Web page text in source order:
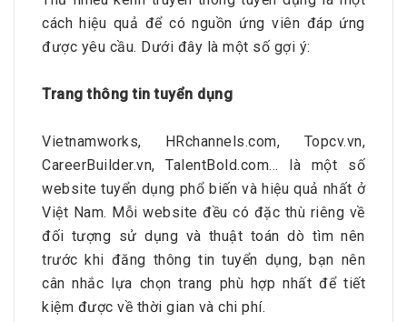
cách hiệu quả để có nguồn ứng viên đáp ứng
được yêu cầu. Dưới đây là một số gợi ý:
Trang thông tin tuyển dụng
Vietnamworks, HRchannels.com, Topcv.vn,
CareerBuilder.vn, TalentBold.com… là một số
website tuyển dụng phổ biến và hiệu quả nhất ở
Việt Nam. Mỗi website đều có đặc thù riêng về
đối tượng sử dụng và thuật toán dò tìm nên
trước khi đăng thông tin tuyển dụng, bạn nên
cân nhắc lựa chọn trang phù hợp nhất để tiết
kiệm được về thời gian và chi phí.